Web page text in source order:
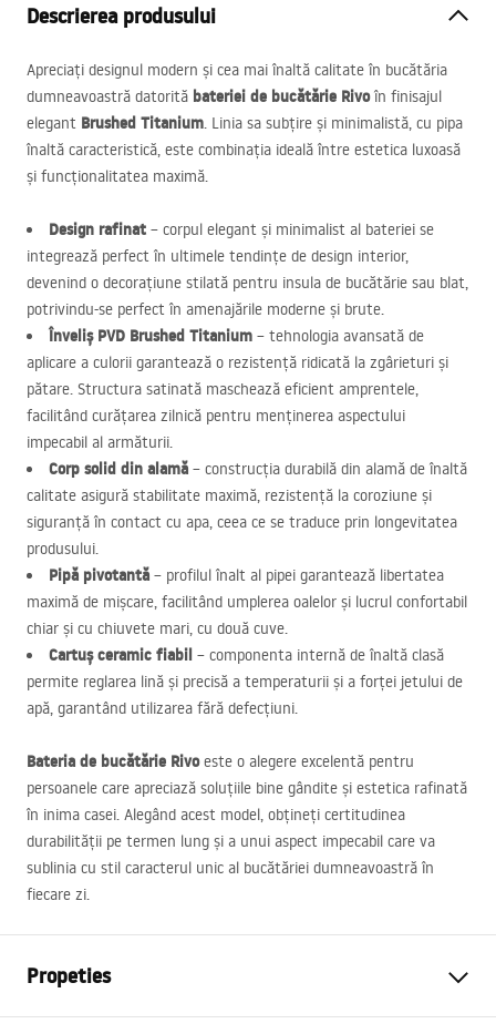
Descrierea produsului
Apreciați designul modern și cea mai înaltă calitate în bucătăria
dumneavoastră datorită bateriei de bucătărie Rivoîn finisajul
elegant Brushed Titanium. Linia sa subțire și minimalistă, cu pipa
înaltă caracteristică, este combinația ideală între estetica luxoasă
și funcționalitatea maximă.
Design rafinat – corpul elegant și minimalist al bateriei se
integrează perfect în ultimele tendințe de design interior,
devenind o decorațiune stilată pentru insula de bucătărie sau blat,
potrivindu-se perfect în amenajările moderne și brute.
Înveliș PVD Brushed Titanium – tehnologia avansată de
aplicare a culorii garantează o rezistență ridicată la zgârieturi și
pătare. Structura satinată maschează eficient amprentele,
facilitând curățarea zilnică pentru menținerea aspectului
impecabil al armăturii.
Corp solid din alamă – construcția durabilă din alamă de înaltă
calitate asigură stabilitate maximă, rezistență la coroziune și
siguranță în contact cu apa, ceea ce se traduce prin longevitatea
produsului.
Pipă pivotantă – profilul înalt al pipei garantează libertatea
maximă de mișcare, facilitând umplerea oalelor și lucrul confortabil
chiar și cu chiuvete mari, cu două cuve.
Cartuș ceramic fiabil – componenta internă de înaltă clasă
permite reglarea lină și precisă a temperaturii și a forței jetului de
apă, garantând utilizarea fără defecțiuni.
Bateria de bucătărie Rivoeste o alegere excelentă pentru
persoanele care apreciază soluțiile bine gândite și estetica rafinată
în inima casei. Alegând acest model, obțineți certitudinea
durabilității pe termen lung și a unui aspect impecabil care va
sublinia cu stil caracterul unic al bucătăriei dumneavoastră în
fiecare zi.
Propeties